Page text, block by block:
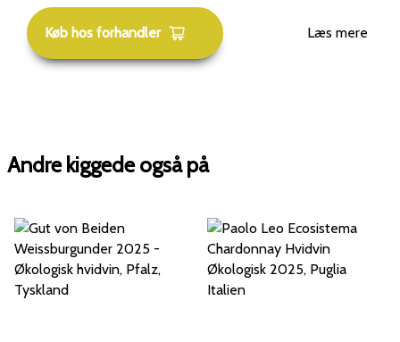
Køb hos forhandler Læs mere
Andre kiggede også på